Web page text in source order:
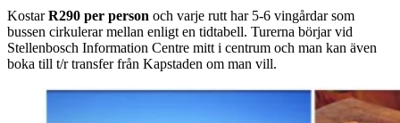
KostarR290 per person och varje rutt har 5-6 vingårdar som
bussen cirkulerar mellan enligt en tidtabell. Turerna börjar vid
Stellenbosch Information Centre mitt i centrum och man kan även
boka till t/r transfer från Kapstaden om man vill.